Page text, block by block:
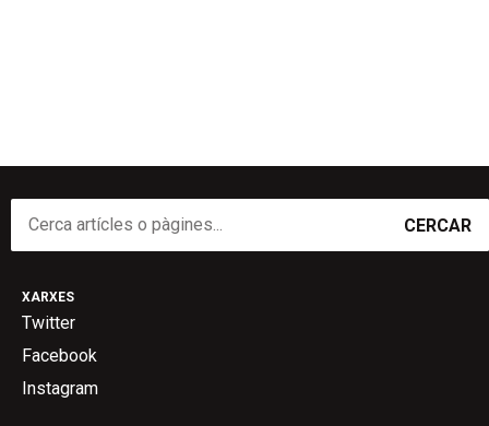
CERCAR
XARXES
Twitter
Facebook
Instagram